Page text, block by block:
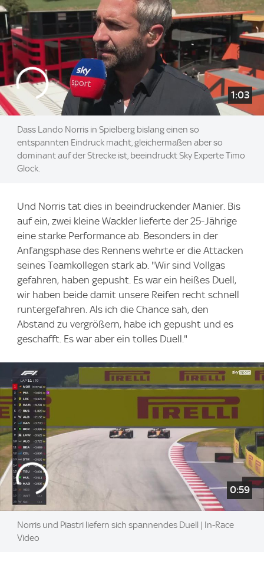
1:03
Dass Lando Norris in Spielberg bislang einen so
entspannten Eindruck macht, gleichermaßen aber so
dominant auf der Strecke ist, beeindruckt Sky Experte Timo
Glock.
Und Norris tat dies in beeindruckender Manier. Bis
auf ein, zwei kleine Wackler lieferte der 25-Jährige
eine starke Performance ab. Besonders in der
Anfangsphase des Rennens wehrte er die Attacken
seines Teamkollegen stark ab. "Wir sind Vollgas
gefahren, haben gepusht. Es war ein heißes Duell,
wir haben beide damit unsere Reifen recht schnell
runtergefahren. Als ich die Chance sah, den
Abstand zu vergrößern, habe ich gepusht und es
geschafft. Es war aber ein tolles Duell."
0:59
Norris und Piastri liefern sich spannendes Duell | In-Race
Video